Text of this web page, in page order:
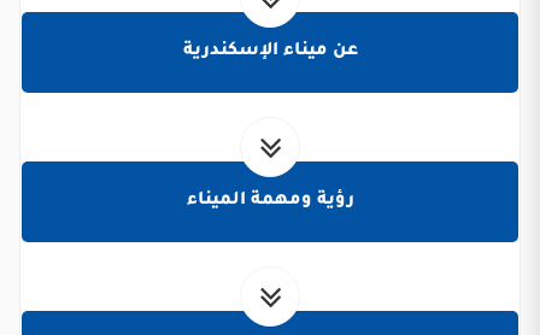
عن ميناء الإسكندرية
رؤية ومهمة الميناء